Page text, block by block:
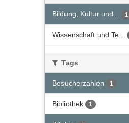
Bildung, Kultur und... 1
Wissenschaft und Te...
Tags
Besucherzahlen 1
Bibliothek 1